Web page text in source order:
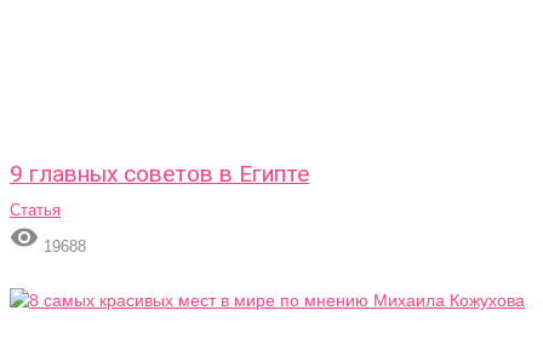
9 главных советов в Египте
Статья
 19688